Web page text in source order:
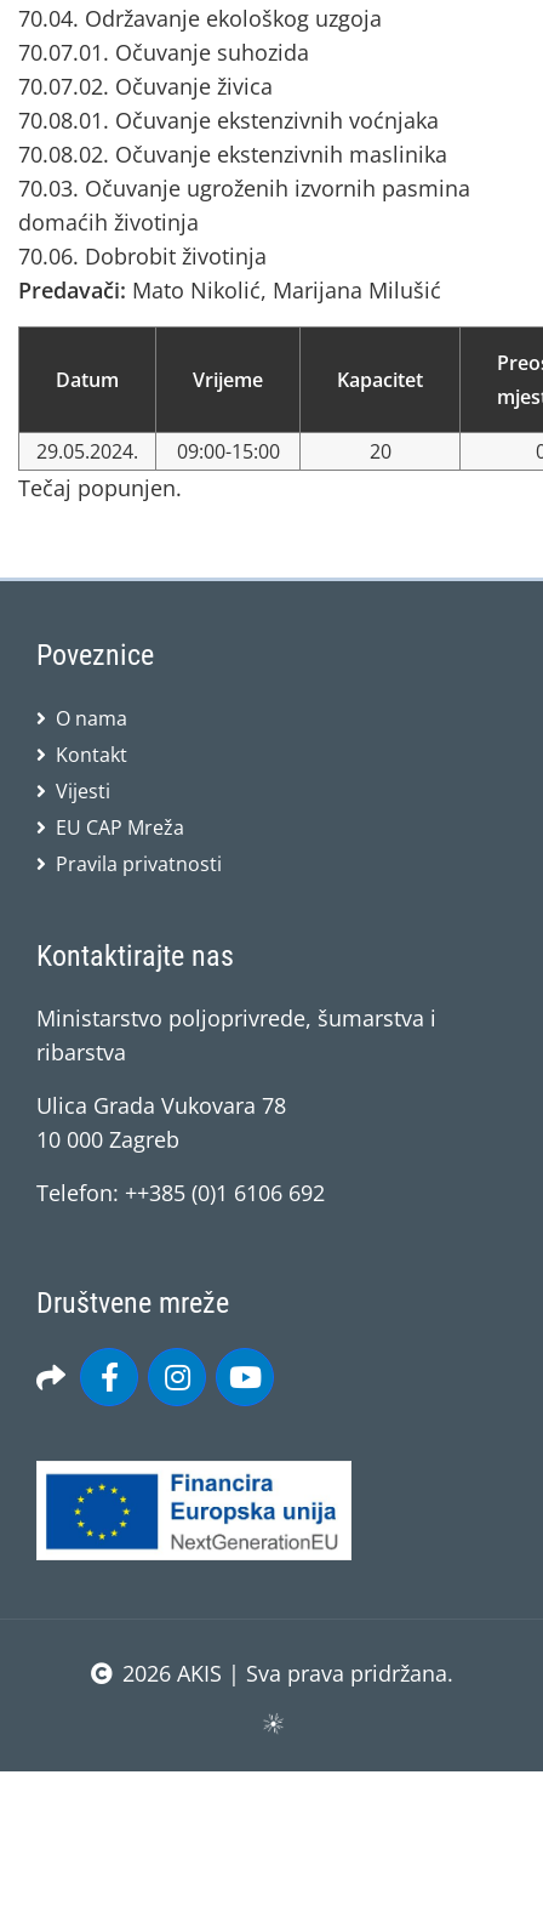
70.04. Održavanje ekološkog uzgoja
70.07.01. Očuvanje suhozida
70.07.02. Očuvanje živica
70.08.01. Očuvanje ekstenzivnih voćnjaka
70.08.02. Očuvanje ekstenzivnih maslinika
70.03. Očuvanje ugroženih izvornih pasmina
domaćih životinja
70.06. Dobrobit životinja
Predavači: Mato Nikolić, Marijana Milušić
Datum Vrijeme Kapacitet
29.05.2024. 09:00-15:00 20
Tečaj popunjen.
Poveznice
O nama
Kontakt
Vijesti
EU CAP Mreža
Pravila privatnosti
Kontaktirajte nas
Ministarstvo poljoprivrede, šumarstva i
ribarstva
Ulica Grada Vukovara 78
10 000 Zagreb
Telefon: ++385 (0)1 6106 692
Društvene mreže
2026 AKIS | Sva prava pridržana.